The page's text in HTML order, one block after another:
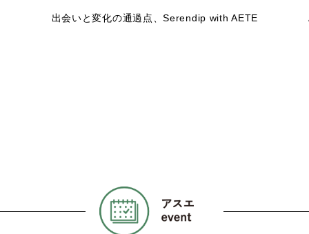
出会いと変化の通過点、Serendip with AETE